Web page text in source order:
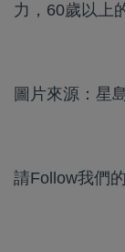
力，60歲以上
圖片來源：星
請Follow我們